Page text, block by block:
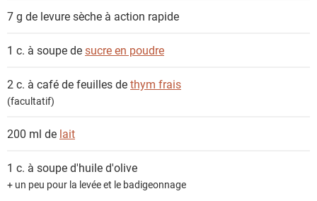
n
s
7 g de levure sèche à action rapide
1 c. à soupe desucre en poudre
2 c. à café de feuilles dethym frais
(facultatif)
200 ml de lait
1 c. à souped'huile d'olive
+ un peu pour la levée et le badigeonnage